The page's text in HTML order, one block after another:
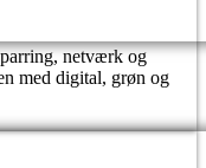
netværk og
med digital, grøn og